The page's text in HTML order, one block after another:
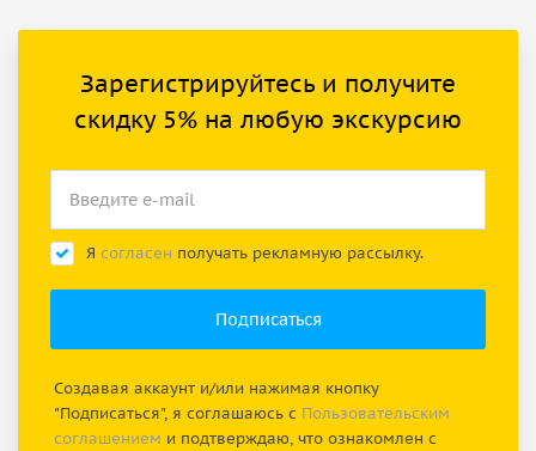
Зарегистрируйтесь и получите
скидку 5% на любую экскурсию
Я согласен получать рекламную рассылку.
Создавая аккаунт и/или нажимая кнопку
"Подписаться", я соглашаюсь с Пользовательским
соглашением и подтверждаю, что ознакомлен с